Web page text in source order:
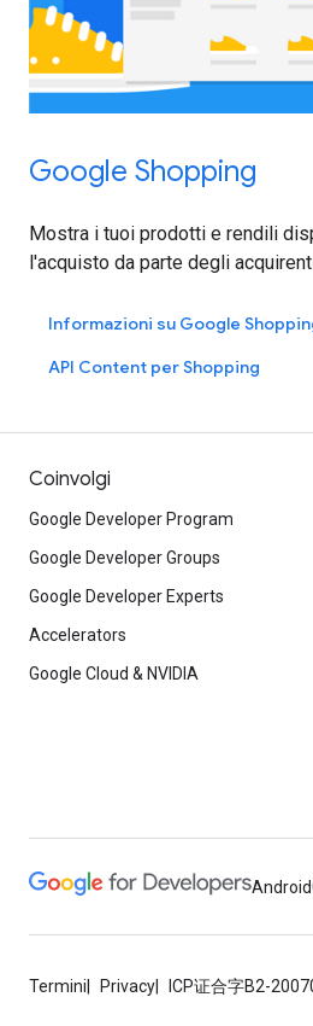
Google Shopping
Mostra i tuoi prodotti e rendili
l'acquisto da parte degli
Informazioni su Google
API Content per Shopping
Coinvolgi
Google Developer Program
Google Developer Groups
Google Developer Experts
Accelerators
Google Cloud & NVIDIA
Android
Termini Privacy ICP证合字B2-